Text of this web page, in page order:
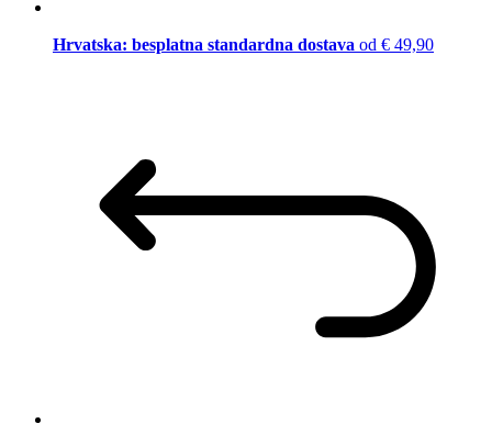
Hrvatska: besplatna standardna dostava od € 49,90